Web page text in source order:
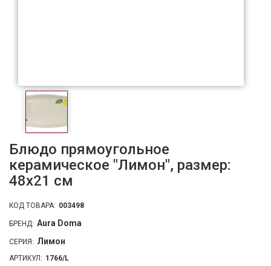
Блюдо прямоугольное
керамическое "Лимон", размер:
48х21 см
КОД ТОВАРА: 003498
БРЕНД: Aura Doma
СЕРИЯ: Лимон
АРТИКУЛ: 1766/L